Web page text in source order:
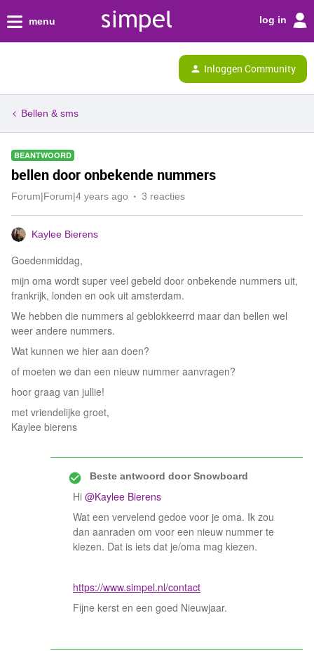
menu log in
Inloggen Community
Bellen & sms
BEANTWOORD
bellen door onbekende nummers
Forum|Forum|4 years ago 3 reacties
Kaylee Bierens
Goedenmiddag,
mijn oma wordt super veel gebeld door onbekende nummers uit,
frankrijk, londen en ook uit amsterdam.
We hebben die nummers al geblokkeerrd maar dan bellen wel
weer andere nummers.
Wat kunnen we hier aan doen?
of moeten we dan een nieuw nummer aanvragen?
hoor graag van jullie!
met vriendelijke groet,
Kaylee bierens
Beste antwoord doorSnowboard
Hi @Kaylee Bierens
Wat een vervelend gedoe voor je oma. Ik zou
dan aanraden om voor een nieuw nummer te
kiezen. Dat is iets dat je/oma mag kiezen. ​​​​​​
https://www.simpel.nl/contact
Fijne kerst en een goed Nieuwjaar.